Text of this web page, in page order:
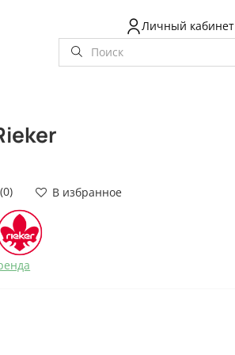
Личный кабинет
(0) В избранное